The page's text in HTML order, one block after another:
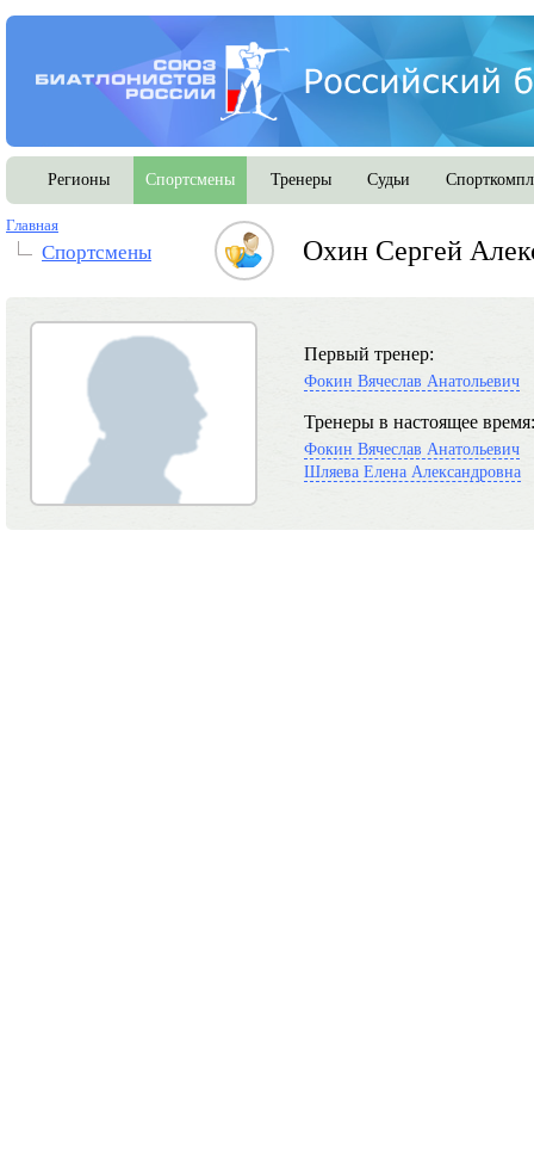
Регионы Спортсмены Тренеры Судьи
Главная
Спортсмены Охин Сергей
Первый тренер:
Фокин Вячеслав Анатольевич
Тренеры в настоящее время:
Фокин Вячеслав Анатольевич
Шляева Елена Александровна